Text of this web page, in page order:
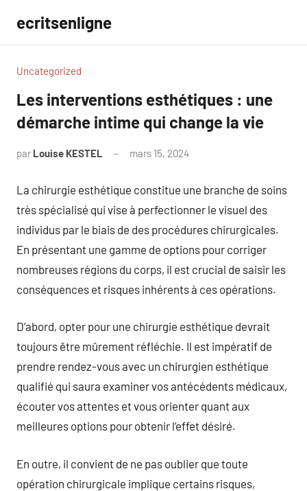
contenu
ecritsenligne
Uncategorized
Les interventions esthétiques : une
démarche intime qui change la vie
par Louise KESTEL mars 15, 2024
La chirurgie esthétique constitue une branche de soins
très spécialisé qui vise à perfectionner le visuel des
individus par le biais de des procédures chirurgicales.
En présentant une gamme de options pour corriger
nombreuses régions du corps, il est crucial de saisir les
conséquences et risques inhérents à ces opérations.
D’abord, opter pour une chirurgie esthétique devrait
toujours être mûrement réfléchie. Il est impératif de
prendre rendez-vous avec un chirurgien esthétique
qualifié qui saura examiner vos antécédents médicaux,
écouter vos attentes et vous orienter quant aux
meilleures options pour obtenir l’effet désiré.
En outre, il convient de ne pas oublier que toute
opération chirurgicale implique certains risques,